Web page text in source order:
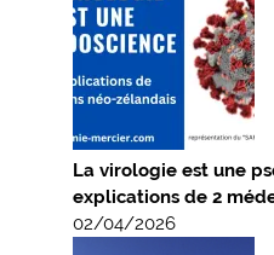
La virologie est une
explications de 2
02/04/2026